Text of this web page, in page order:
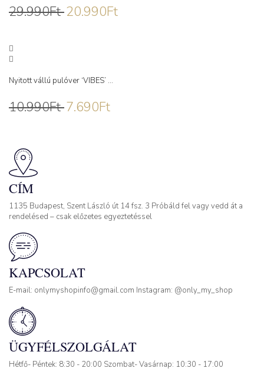
29.990Ft 20.990Ft
Nyitott vállú pulóver ‘VIBES’ ...
10.990Ft 7.690Ft
CÍM
1135 Budapest, Szent László út 14 fsz. 3 Próbáld fel vagy vedd át a
rendelésed – csak előzetes egyeztetéssel
KAPCSOLAT
E-mail: onlymyshopinfo@gmail.com Instagram: @only_my_shop
ÜGYFÉLSZOLGÁLAT
Hétfő- Péntek: 8:30 - 20:00 Szombat- Vasárnap: 10:30 - 17:00